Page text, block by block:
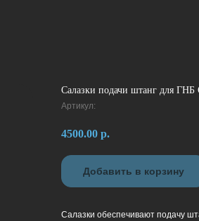
Салазки подачи штанг для ГНБ
Артикул:
4500.00 р.
Добавить в корзину
Салазки обеспечивают подачу